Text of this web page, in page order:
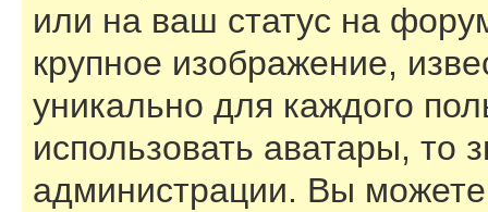
или на ваш статус на
крупное изображение,
уникально для каждого
использовать аватары, то
администрации. Вы можете